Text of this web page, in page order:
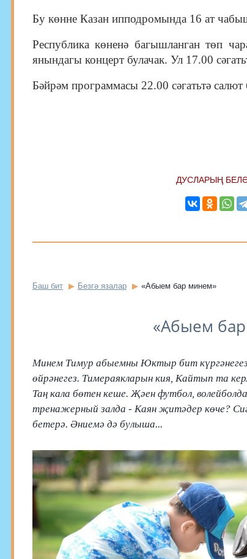
Бу көнне Казан ипподромында 16 ат
Республика көненә багышланган төп
янындагы концерт булачак. Ул 17.00
Бәйрәм программасы 22.00 сәгатьтә салют
ДУСЛАРЫҢ
Баш бит Безгә язалар «Абыем бар минем»
«Абыем
Минем Тимур абыемны Юктыр бит
өйрәнегез. Тимераякларын кия, Кайтып та
Таң кала бөтен кеше. Җәен футбол,
тренажерный залда - Каян җитәдер көче?
бетерә. Әниемә дә булыша...